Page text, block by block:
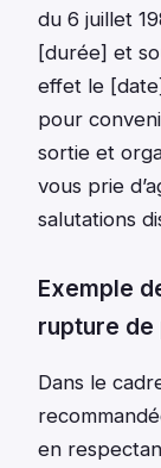
du 6 juillet
[durée] et
effet le
pour
sortie et
vous prie
salutations
Exemple
rupture de
Dans le
en